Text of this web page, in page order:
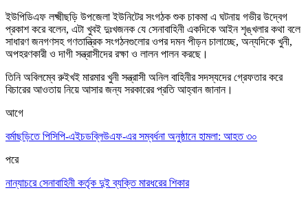
ইউপিডিএফ লক্ষ্মীছড়ি উপজেলা ইউনিটের সংগঠক শুক চাকমা এ ঘটনায় গভীর উদ্বেগ
প্রকাশ করে বলেন, এটা খুবই দুঃখজনক যে সেনাবাহিনী একদিকে আইন শৃঙ্খলার কথা বলে
সাধারণ জনগণসহ গণতান্ত্রিক সংগঠনগুলোর ওপর দমন পীড়ন চালাচ্ছে, অন্যদিকে খুনী,
অপহরণকারী ও দাগী সন্ত্রাসীদের রক্ষা ও লালন পালন করছে।
তিনি অবিলম্বে রুইখই মারমার খুনী সন্ত্রাসী অনিল বাহিনীর সদস্যদের গ্রেফতার করে
বিচারের আওতায় নিয়ে আসার জন্য সরকারের প্রতি আহ্বান জানান।
আগে
বর্মাছড়িতে পিসিপি-এইচডব্লিউএফ-এর সম্বর্ধনা অনুষ্ঠানে হামলা: আহত ৩০
পরে
নান্যাচরে সেনাবাহিনী কর্তৃক দুই ব্যক্তি মারধরের শিকার